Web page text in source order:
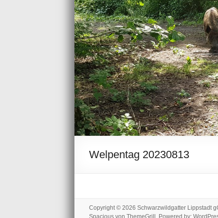
Welpentag 20230813
Copyright © 2026 Schwarzwildgatter Lippstadt
Spacious von ThemeGrill. Powered by: